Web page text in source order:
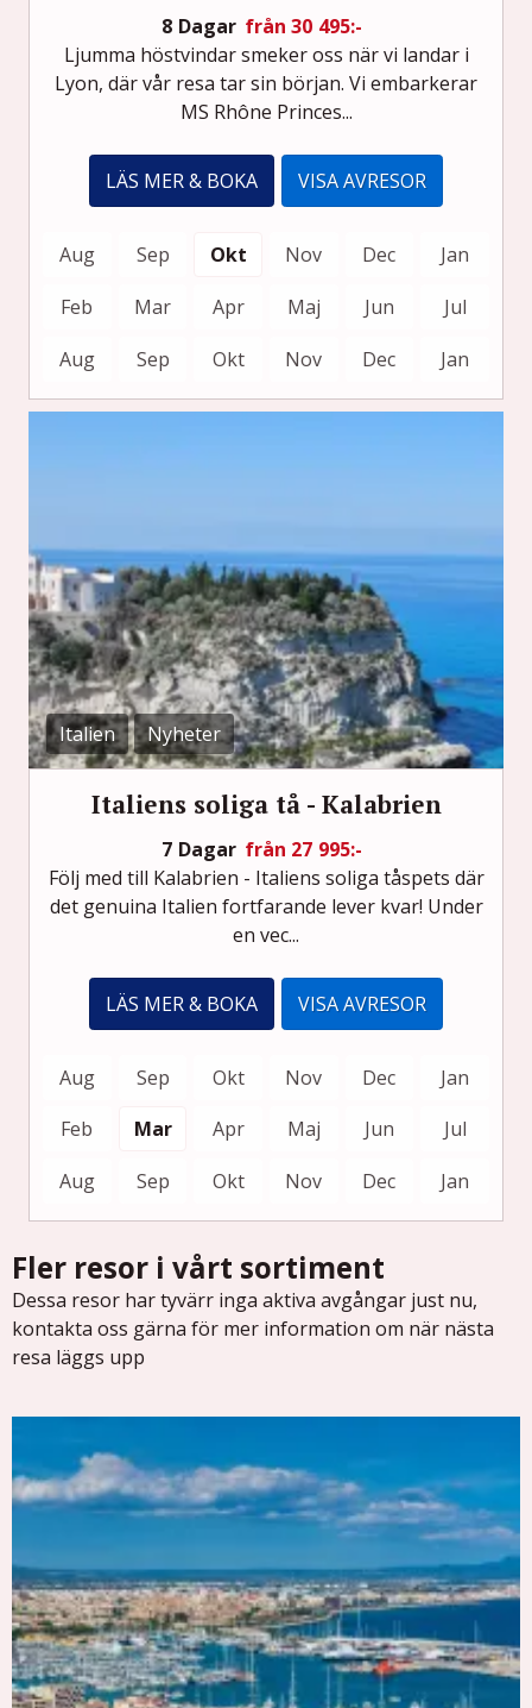
8 Dagar från 30 495:-
Ljumma höstvindar smeker oss när vi landar i
Lyon, där vår resa tar sin början. Vi embarkerar
MS Rhône Princes...
LÄS MER & BOKA VISA AVRESOR
Aug Sep Okt Nov Dec
Jan
Feb
Mar Apr Maj Jun
Jul
Aug
Sep Okt Nov Dec Jan
Italien Nyheter
Italiens soliga tå - Kalabrien
7 Dagar från 27 995:-
Följ med till Kalabrien - Italiens soliga tåspets där
det genuina Italien fortfarande lever kvar! Under
en vec...
LÄS MER & BOKA VISA AVRESOR
Aug Sep Okt Nov Dec
Jan
Feb
Mar Apr Maj Jun
Jul
Aug
Sep Okt Nov Dec Jan
Fler resor i vårt sortiment
Dessa resor har tyvärr inga aktiva avgångar just nu,
kontakta oss gärna för mer information om när nästa
resa läggs upp